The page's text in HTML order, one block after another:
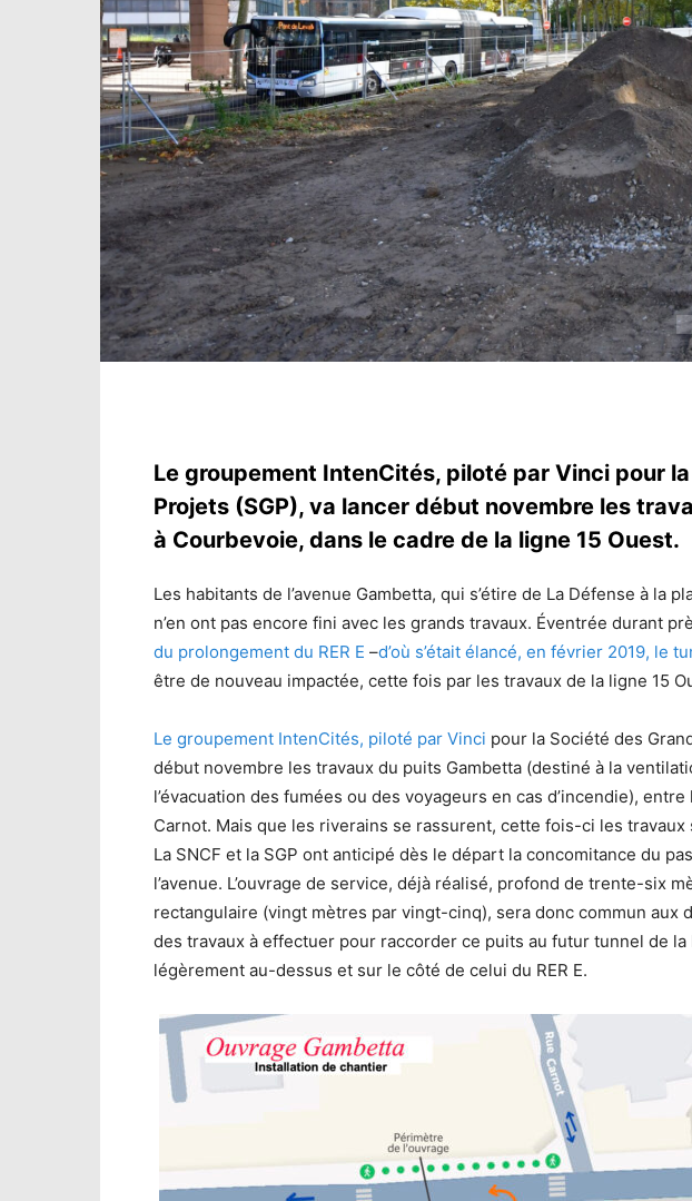
Le groupement IntenCités, piloté par Vinci pour
Projets (SGP), va lancer début novembre les
à Courbevoie, dans le cadre de la ligne 15 Ouest.
Les habitants de l’avenue Gambetta, qui s’étire de La Défense à la
n’en ont pas encore fini avec les grands travaux. Éventrée durant
du prolongement du RER E –d’où s’était élancé, en février 2019, le
être de nouveau impactée, cette fois par les travaux de la ligne 15
Le groupement IntenCités, piloté par Vinci pour la Société des
début novembre les travaux du puits Gambetta (destiné à la
l’évacuation des fumées ou des voyageurs en cas d’incendie),
Carnot. Mais que les riverains se rassurent, cette fois-ci les
La SNCF et la SGP ont anticipé dès le départ la concomitance du
l’avenue. L’ouvrage de service, déjà réalisé, profond de trente-six
rectangulaire (vingt mètres par vingt-cinq), sera donc commun aux
des travaux à effectuer pour raccorder ce puits au futur tunnel de la
légèrement au-dessus et sur le côté de celui du RER E.